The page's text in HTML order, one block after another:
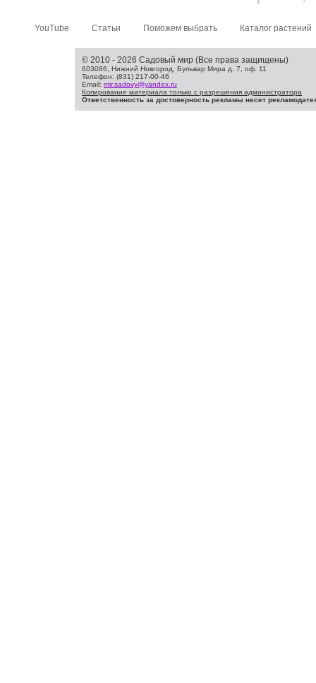
YouTube Статьи Поможем выбрать Каталог растений
© 2010 - 2026 Садовый мир (Все права защищены)
603086, Нижний Новгород, Бульвар Мира д. 7, оф. 11
Телефон: (831) 217-00-46
Email: mir.sadovy@yandex.ru
Копирование материала только с разрешения администратора
Ответственность за достоверность рекламы несет